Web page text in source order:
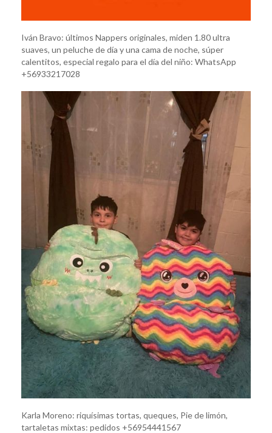
Iván Bravo: últimos Nappers originales, miden 1.80 ultra
suaves, un peluche de día y una cama de noche, súper
calentitos, especial regalo para el día del niño: WhatsApp
+56933217028
Karla Moreno: riquísimas tortas, queques, Pie de limón,
tartaletas mixtas: pedidos +56954441567